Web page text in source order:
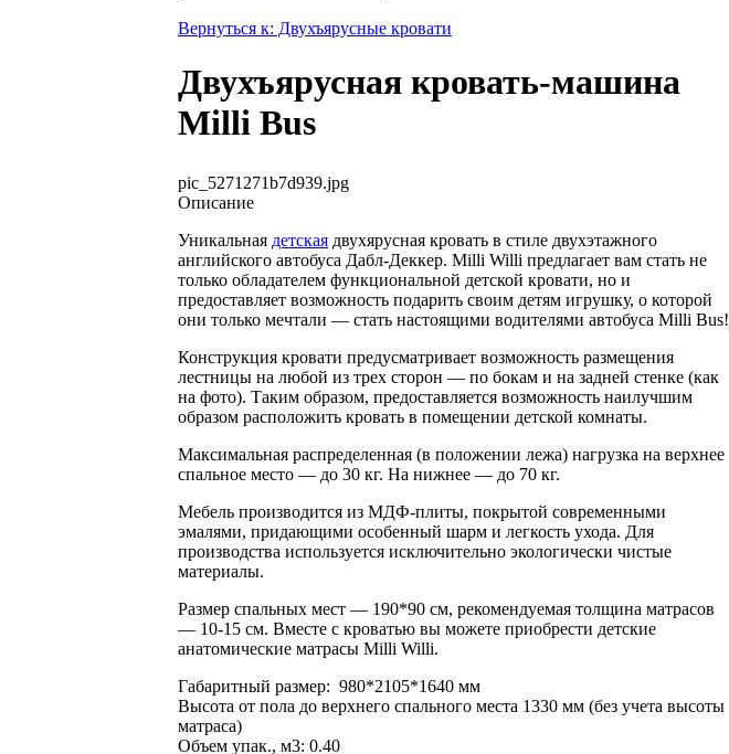
Вернуться к: Двухъярусные кровати
Двухъярусная кровать-машина
Milli Bus
pic_5271271b7d939.jpg
Описание
Уникальная детская двухярусная кровать в стиле двухэтажного
английского автобуса Дабл-Деккер. Milli Willi предлагает вам стать не
только обладателем функциональной детской кровати, но и
предоставляет возможность подарить своим детям игрушку, о которой
они только мечтали — стать настоящими водителями автобуса Milli Bus!
Конструкция кровати предусматривает возможность размещения
лестницы на любой из трех сторон — по бокам и на задней стенке (как
на фото). Таким образом, предоставляется возможность наилучшим
образом расположить кровать в помещении детской комнаты.
Максимальная распределенная (в положении лежа) нагрузка на верхнее
спальное место — до 30 кг. На нижнее — до 70 кг.
Мебель производится из МДФ-плиты, покрытой современными
эмалями, придающими особенный шарм и легкость ухода. Для
производства используется исключительно экологически чистые
материалы.
Размер спальных мест — 190*90 см, рекомендуемая толщина матрасов
— 10-15 см. Вместе с кроватью вы можете приобрести детские
анатомические матрасы Milli Willi.
Габаритный размер: 980*2105*1640 мм
Высота от пола до верхнего спального места 1330 мм (без учета высоты
матраса)
Объем упак., м3: 0.40